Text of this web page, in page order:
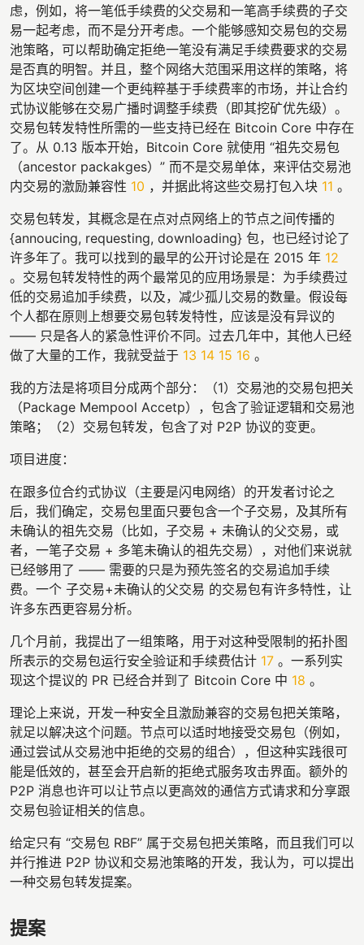
虑，例如，将一笔低手续费的父交易和一笔高手续费的子交
易一起考虑，而不是分开考虑。一个能够感知交易包的交易
池策略，可以帮助确定拒绝一笔没有满足手续费要求的交易
是否真的明智。并且，整个网络大范围采用这样的策略，将
为区块空间创建一个更纯粹基于手续费率的市场，并让合约
式协议能够在交易广播时调整手续费（即其挖矿优先级）。
交易包转发特性所需的一些支持已经在 Bitcoin Core 中存在
了。从 0.13 版本开始，Bitcoin Core 就使用 “祖先交易包
（ancestor packakges）” 而不是交易单体，来评估交易池
内交易的激励兼容性 10 ，并据此将这些交易打包入块 11 。
交易包转发，其概念是在点对点网络上的节点之间传播的
{annoucing, requesting, downloading} 包，也已经讨论了
许多年了。我可以找到的最早的公开讨论是在 2015 年 12
。交易包转发特性的两个最常见的应用场景是：为手续费过
低的交易追加手续费，以及，减少孤儿交易的数量。假设每
个人都在原则上想要交易包转发特性，应该是没有异议的
—— 只是各人的紧急性评价不同。过去几年中，其他人已经
做了大量的工作，我就受益于 13 14 15 16 。
我的方法是将项目分成两个部分：（1）交易池的交易包把关
（Package Mempool Accetp），包含了验证逻辑和交易池
策略；（2）交易包转发，包含了对 P2P 协议的变更。
项目进度：
在跟多位合约式协议（主要是闪电网络）的开发者讨论之
后，我们确定，交易包里面只要包含一个子交易，及其所有
未确认的祖先交易（比如，子交易 + 未确认的父交易，或
者，一笔子交易 + 多笔未确认的祖先交易），对他们来说就
已经够用了 —— 需要的只是为预先签名的交易追加手续
费。一个 子交易+未确认的父交易 的交易包有许多特性，让
许多东西更容易分析。
几个月前，我提出了一组策略，用于对这种受限制的拓扑图
所表示的交易包运行安全验证和手续费估计 17 。一系列实
现这个提议的 PR 已经合并到了 Bitcoin Core 中 18 。
理论上来说，开发一种安全且激励兼容的交易包把关策略，
就足以解决这个问题。节点可以适时地接受交易包（例如，
通过尝试从交易池中拒绝的交易的组合），但这种实践很可
能是低效的，甚至会开启新的拒绝式服务攻击界面。额外的
P2P 消息也许可以让节点以更高效的通信方式请求和分享跟
交易包验证相关的信息。
给定只有 “交易包 RBF” 属于交易包把关策略，而且我们可以
并行推进 P2P 协议和交易池策略的开发，我认为，可以提出
一种交易包转发提案。
提案